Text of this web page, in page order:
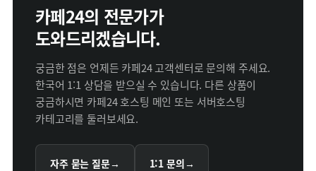
카페24의 전문가가
도와드리겠습니다.
궁금한 점은 언제든 카페24 고객센터로 문의해 주세요.
한국어 1:1 상담을 받으실 수 있습니다. 다른 상품이
궁금하시면 카페24 호스팅 메인 또는 서버호스팅
카테고리를 둘러보세요.
자주 묻는 질문→ 1:1 문의→